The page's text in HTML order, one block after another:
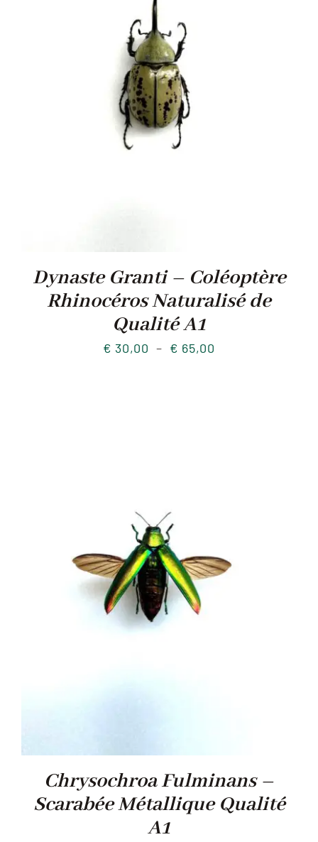
Dynaste Granti – Coléoptère
Rhinocéros Naturalisé de
Qualité A1
€ 30,00 – € 65,00
Chrysochroa Fulminans –
Scarabée Métallique Qualité
A1